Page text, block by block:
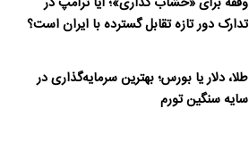
تدارک دور تازه تقابل گسترده با ایران است؟
طلا، دلار یا بورس؛ بهترین سرمایه‌گذاری در
سایه سنگین تورم